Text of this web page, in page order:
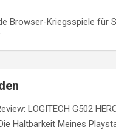
Browser-Kriegsspiele für
LOGITECH G502
Haltbarkeit Meines